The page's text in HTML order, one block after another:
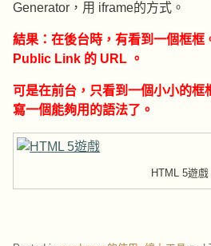
Generator，用 iframe的方式。
結果：在後台時，有看到一個框框
Public Link 的 URL 。
可是在前台，只看到一個小小的框
寫一個能夠用的語法了。
HTML 5遊戲